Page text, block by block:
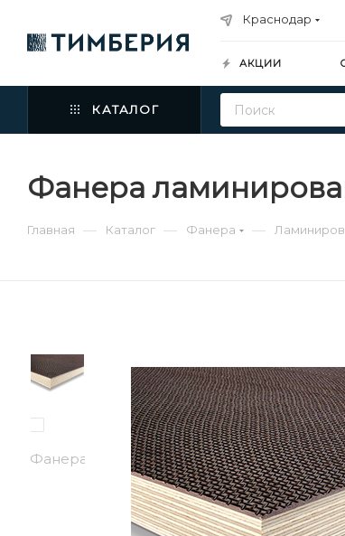
Краснодар
АКЦИИ
КАТАЛОГ
Фанера
Главная — Каталог — Фанера —